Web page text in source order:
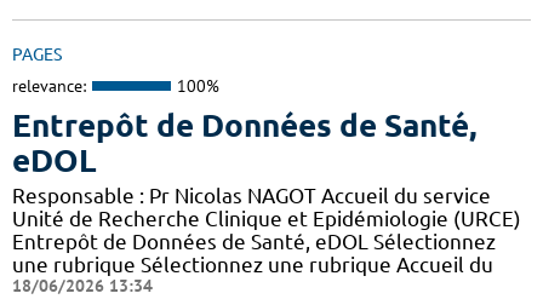
PAGES
relevance: 100%
Entrepôt de Données de Santé,
eDOL
Responsable : Pr Nicolas NAGOT Accueil du service
Unité de Recherche Clinique et Epidémiologie (URCE)
Entrepôt de Données de Santé, eDOL Sélectionnez
une rubrique Sélectionnez une rubrique Accueil du
18/06/2026 13:34